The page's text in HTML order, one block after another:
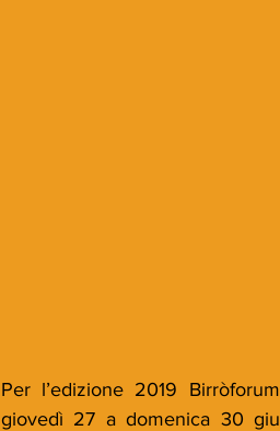
Per l’edizione 2019
giovedì 27 a domenica 30